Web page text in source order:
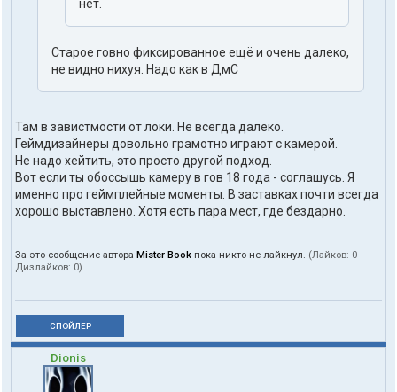
нет.
Старое говно фиксированное ещё и очень далеко,
не видно нихуя. Надо как в ДмС
Там в завистмости от локи. Не всегда далеко.
Геймдизайнеры довольно грамотно играют с камерой.
Не надо хейтить, это просто другой подход.
Вот если ты обоссышь камеру в гов 18 года - соглашусь. Я
именно про геймплейные моменты. В заставках почти всегда
хорошо выставлено. Хотя есть пара мест, где бездарно.
За это сообщение автора Mister Book пока никто не лайкнул. (Лайков: 0 ·
Дизлайков: 0)
СПОЙЛЕР
Dionis